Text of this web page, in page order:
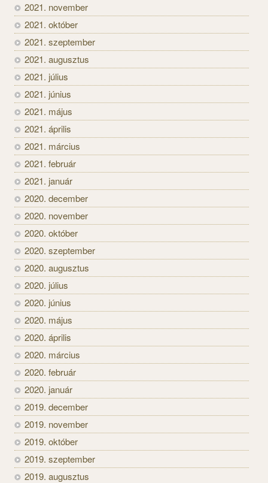
2021. november
2021. október
2021. szeptember
2021. augusztus
2021. július
2021. június
2021. május
2021. április
2021. március
2021. február
2021. január
2020. december
2020. november
2020. október
2020. szeptember
2020. augusztus
2020. július
2020. június
2020. május
2020. április
2020. március
2020. február
2020. január
2019. december
2019. november
2019. október
2019. szeptember
2019. augusztus